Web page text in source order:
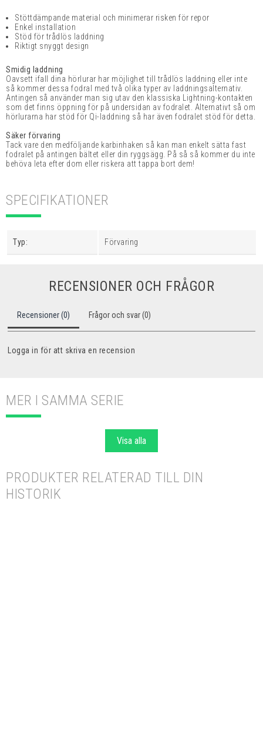
Stöttdämpande material och minimerar risken för repor
Enkel installation
Stöd för trådlös laddning
Riktigt snyggt design
Smidig laddning
Oavsett ifall dina hörlurar har möjlighet till trådlös laddning eller inte
så kommer dessa fodral med två olika typer av laddningsalternativ.
Antingen så använder man sig utav den klassiska Lightning-kontakten
som det finns öppning för på undersidan av fodralet. Alternativt så om
hörlurarna har stöd för Qi-laddning så har även fodralet stöd för detta.
Säker förvaring
Tack vare den medföljande karbinhaken så kan man enkelt sätta fast
fodralet på antingen bältet eller din ryggsägg. På så så kommer du inte
behöva leta efter dom eller riskera att tappa bort dem!
SPECIFIKATIONER
Typ: Förvaring
RECENSIONER OCH FRÅGOR
Recensioner (0) Frågor och svar (0)
Logga in för att skriva en recension
MER I SAMMA SERIE
Visa alla
PRODUKTER RELATERAD TILL DIN
HISTORIK